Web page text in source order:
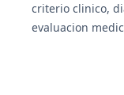
criterio clinico,
evaluacion